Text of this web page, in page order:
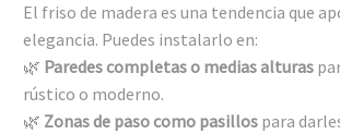
El friso de madera es una tendencia que
elegancia. Puedes instalarlo en:
🌿 Paredes completas o medias alturas
rústico o moderno.
🌿 Zonas de paso como pasillos para